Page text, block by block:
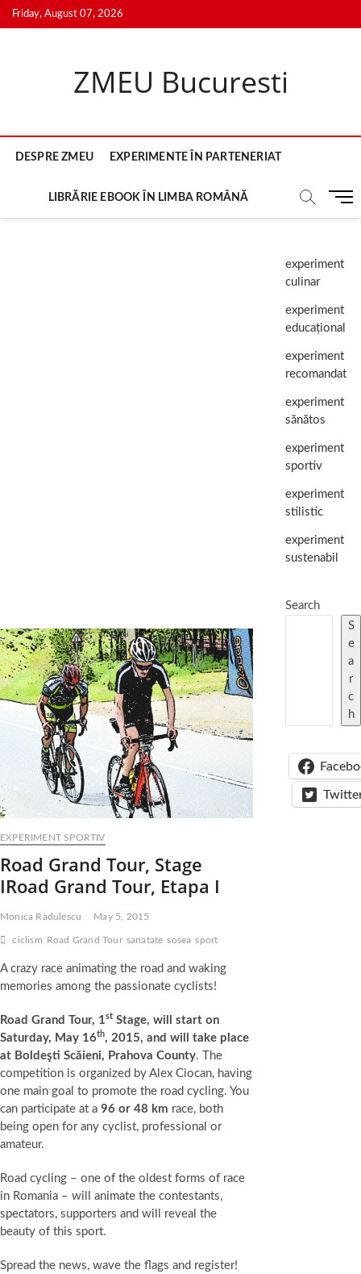
Skip
to
Friday, August 07, 2026
ZMEU Bucuresti
DESPRE ZMEU EXPERIMENTE ÎN PARTENERIAT
LIBRĂRIE EBOOK ÎN LIMBA ROMÂNĂ
M
B
n
EXPERIMENT SPORTIV
Road Grand Tour, Stage
IRoad Grand Tour, Etapa I
Monica Radulescu May 5, 2015
ciclism Road Grand Tour sanatate sosea sport
A crazy race animating the road and waking
memories among the passionate cyclists!
Road Grand Tour, 1st Stage, will start on
Saturday, May 16th, 2015, and will take place
at Boldeşti Scăieni, Prahova County. The
competition is organized by Alex Ciocan, having
one main goal to promote the road cycling. You
can participate at a 96 or 48 km race, both
being open for any cyclist, professional or
amateur.
Road cycling – one of the oldest forms of race
in Romania – will animate the contestants,
spectators, supporters and will reveal the
beauty of this sport.
Spread the news, wave the flags and register!
experiment
culinar
experiment
educațional
experiment
recomandat
experiment
sănătos
experiment
sportiv
experiment
stilistic
experiment
sustenabil
Search
S
e
a
r
c
h